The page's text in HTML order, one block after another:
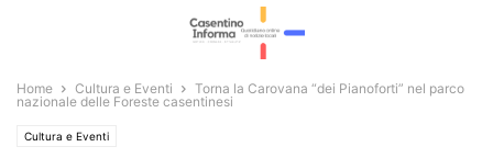
Home Cultura e Eventi
Torna la Carovana “dei Pianoforti” nel parco
nazionale delle Foreste casentinesi
Cultura e Eventi